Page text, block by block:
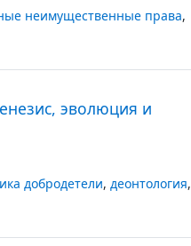
неимущественные права,
эволюция и
добродетели, деонтология,